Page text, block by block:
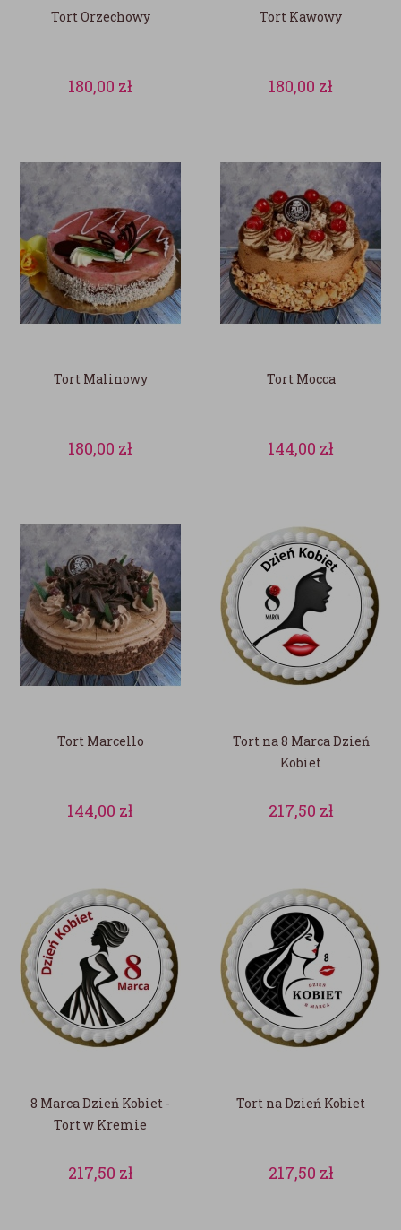
Tort Orzechowy
180,00 zł
Tort Kawowy
180,00 zł
Tort Malinowy
180,00 zł
Tort Mocca
144,00 zł
Tort Marcello
144,00 zł
Tort na 8 Marca Dzień
Kobiet
217,50 zł
8 Marca Dzień Kobiet -
Tort w Kremie
217,50 zł
Tort na Dzień Kobiet
217,50 zł